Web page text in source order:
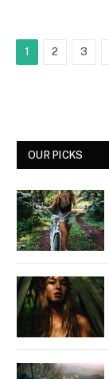
1 2 3
OUR PICKS